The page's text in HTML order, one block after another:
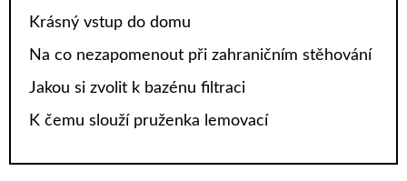
Krásný vstup do domu
Na co nezapomenout při zahraničním stěhování
Jakou si zvolit k bazénu filtraci
K čemu slouží pruženka lemovací